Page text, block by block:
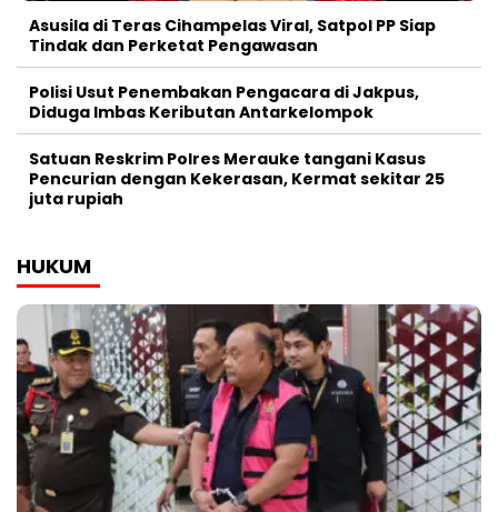
Asusila di Teras Cihampelas Viral, Satpol PP Siap
Tindak dan Perketat Pengawasan
Polisi Usut Penembakan Pengacara di Jakpus,
Diduga Imbas Keributan Antarkelompok
Satuan Reskrim Polres Merauke tangani Kasus
Pencurian dengan Kekerasan, Kermat sekitar 25
juta rupiah
HUKUM